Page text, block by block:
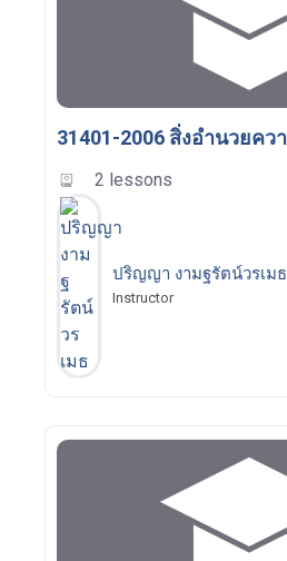
2 lessons
ปริญญา งามฐรัตน์วรเมธ
Instructor